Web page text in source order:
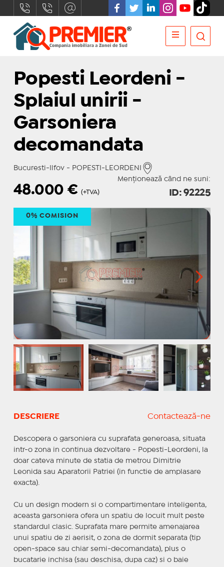
Popesti Leordeni -
Splaiul unirii -
Garsoniera
decomandata
Bucuresti-Ilfov - POPESTI-LEORDENI
Menționează când ne suni:
48.000€ (+TVA) ID: 92225
0% COMISION
DESCRIERE Contactează-ne
Descopera o garsoniera cu suprafata generoasa, situata
intr-o zona in continua dezvoltare - Popesti-Leordeni, la
doar cateva minute de statia de metrou Dimitrie
Leonida sau Aparatorii Patriei (in functie de amplasare
exacta).
Cu un design modern si o compartimentare inteligenta,
aceasta garsoniera ofera un spatiu de locuit mult peste
standardul clasic. Suprafata mare permite amenajarea
unui spatiu de zi aerisit, o zona de dormit separata (tip
open-space sau chiar semi-decomandata), plus o
bucatarie inchisa (sau deschisa, dupa caz) si o baie